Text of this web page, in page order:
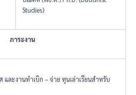
Studies)​
ภาระงาน
ละงานทำเบิก – จ่าย ทุนเล่าเรียนสำหรับ